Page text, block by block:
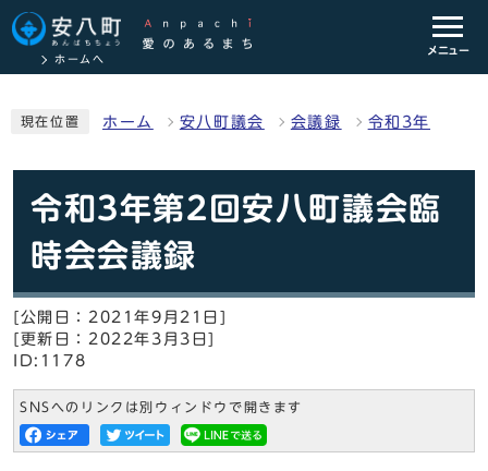
ホームへ
メニュー
現在位置 ホーム 安八町議会 会議録 令和3年
令和3年第2回安八町議会臨
時会会議録
[公開日：2021年9月21日]
[更新日：2022年3月3日]
ID:1178
SNSへのリンクは別ウィンドウで開きます